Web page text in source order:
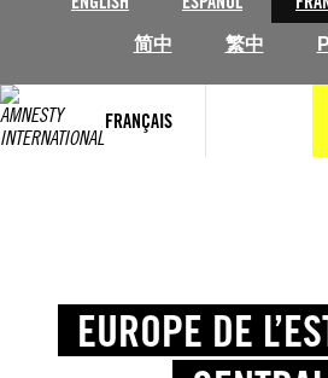
简中
繁中
FRANÇAIS
EUROPE DE